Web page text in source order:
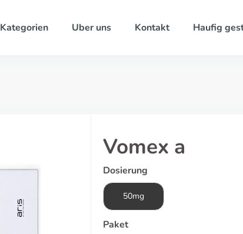
Kategorien Uber uns Kontakt Haufig
Vomex a
Dosierung
50mg
Paket